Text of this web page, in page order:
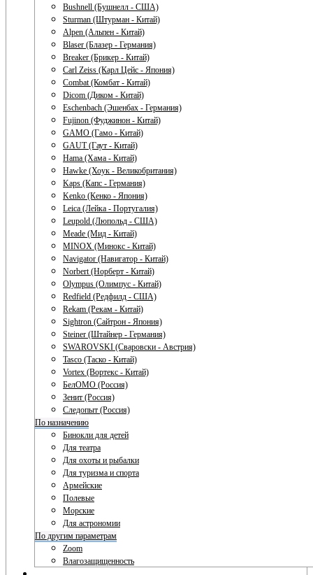
Bushnell (Бушнелл - США)
Sturman (Штурман - Китай)
Alpen (Альпен - Китай)
Blaser (Блазер - Германия)
Breaker (Брикер - Китай)
Carl Zeiss (Карл Цейс - Япония)
Combat (Комбат - Китай)
Dicom (Диком - Китай)
Eschenbach (Эшенбах - Германия)
Fujinon (Фуджинон - Китай)
GAMO (Гамо - Китай)
GAUT (Гаут - Китай)
Hama (Хама - Китай)
Hawke (Хоук - Великобритания)
Kaps (Капс - Германия)
Kenko (Кенко - Япония)
Leica (Лейка - Португалия)
Leupold (Люпольд - США)
Meade (Мид - Китай)
MINOX (Минокс - Китай)
Navigator (Навигатор - Китай)
Norbert (Норберт - Китай)
Olympus (Олимпус - Китай)
Redfield (Редфилд - США)
Rekam (Рекам - Китай)
Sightron (Сайтрон - Япония)
Steiner (Штайнер - Германия)
SWAROVSKI (Сваровски - Австрия)
Tasco (Таско - Китай)
Vortex (Вортекс - Китай)
БелОМО (Россия)
Зенит (Россия)
Следопыт (Россия)
По назначению
Бинокли для детей
Для театра
Для охоты и рыбалки
Для туризма и спорта
Армейские
Полевые
Морские
Для астрономии
По другим параметрам
Zoom
Влагозащищенность